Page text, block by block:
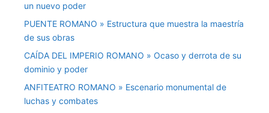
un nuevo poder
PUENTE ROMANO » Estructura que muestra la maestría
de sus obras
CAÍDA DEL IMPERIO ROMANO » Ocaso y derrota de su
dominio y poder
ANFITEATRO ROMANO » Escenario monumental de
luchas y combates